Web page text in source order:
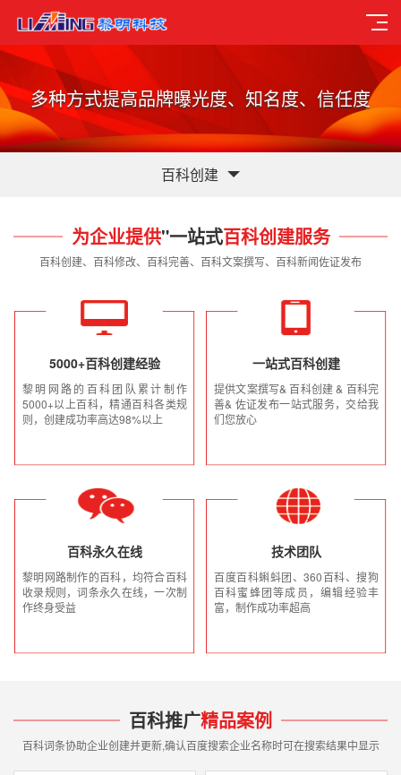
多种方式提高品牌曝光度、知名度、信任度
百科创建
为企业提供"一站式百科创建服务
百科创建、百科修改、百科完善、百科文案撰写、百科新闻佐证发布
5000+百科创建经验
黎明网路的百科团队累计制作
5000+以上百科，精通百科各类规
则，创建成功率高达98%以上
一站式百科创建
提供文案撰写& 百科创建 & 百科完
善& 佐证发布一站式服务，交给我
们您放心
百科永久在线
黎明网路制作的百科，均符合百科
收录规则，词条永久在线，一次制
作终身受益
技术团队
百度百科蝌蚪团、360百科、搜狗
百科蜜蜂团等成员，编辑经验丰
富，制作成功率超高
百科推广精品案例
百科词条协助企业创建并更新,确认百度搜索企业名称时可在搜索结果中显示